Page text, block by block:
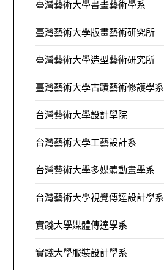
臺灣藝術大學書畫藝術學系
臺灣藝術大學版畫藝術研究所
臺灣藝術大學造型藝術研究所
臺灣藝術大學古蹟藝術修護學系
台灣藝術大學設計學院
台灣藝術大學工藝設計系
台灣藝術大學多媒體動畫學系
台灣藝術大學視覺傳達設計學系
實踐大學媒體傳達學系
實踐大學服裝設計學系